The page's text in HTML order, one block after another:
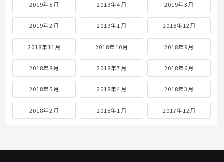
2019年5月 2019年4月 2019年3月
2019年2月 2019年1月 2018年12月
2018年11月 2018年10月 2018年9月
2018年8月 2018年7月 2018年6月
2018年5月 2018年4月 2018年3月
2018年2月 2018年1月 2017年12月